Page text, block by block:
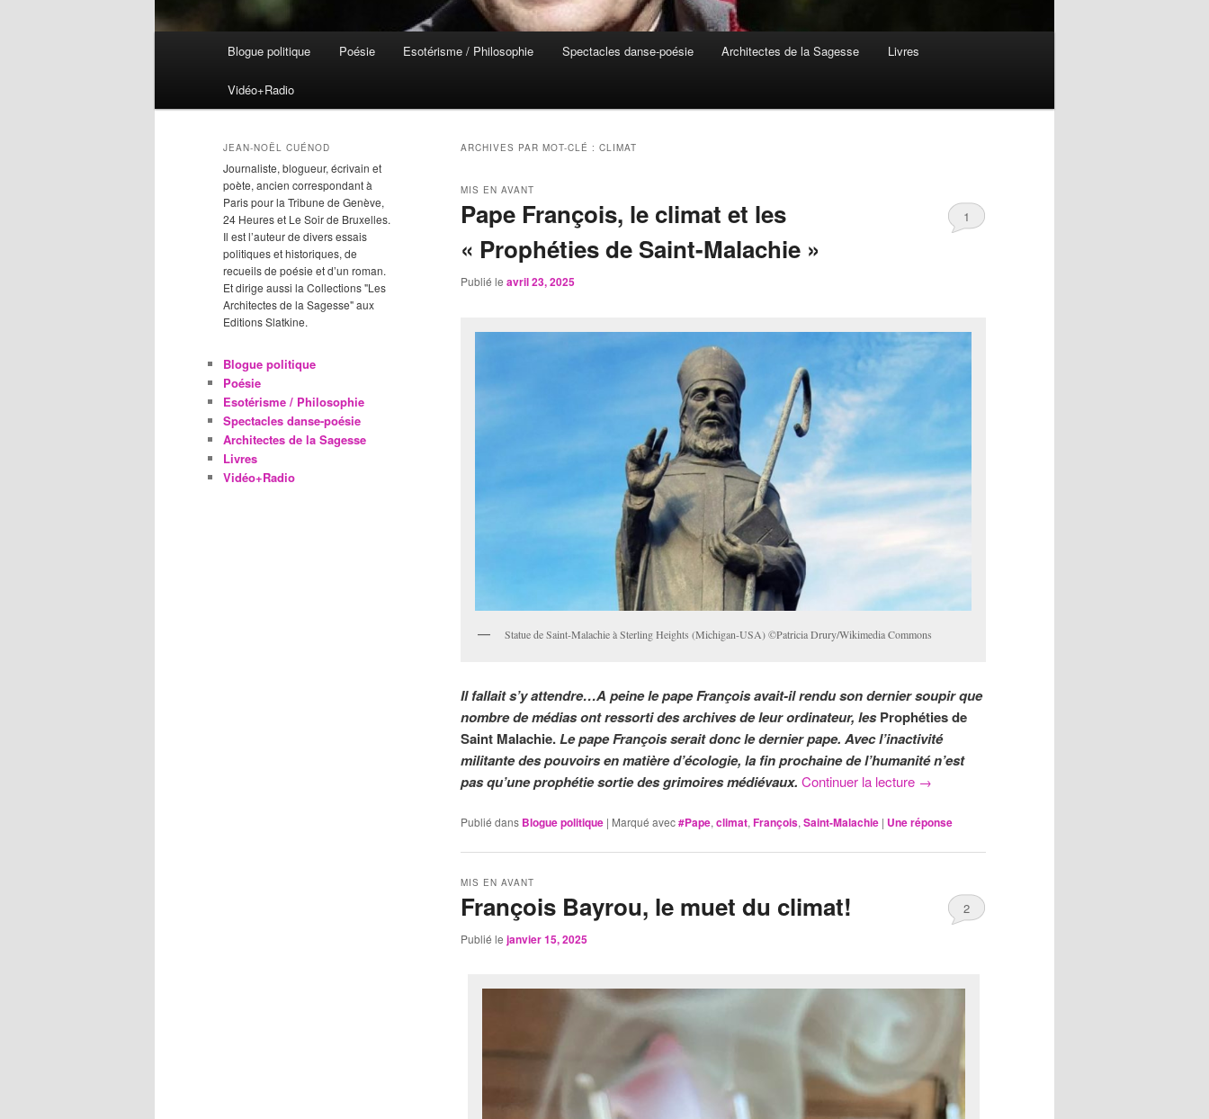
Aller
au
contenu
principal
Aller
au
contenu
secondaire
Blogue politique Poésie Esotérisme / Philosophie Spectacles danse-poésie Architectes de la Sagesse Livres
Vidéo+Radio
ARCHIVES PAR MOT-CLÉ : CLIMAT
Pape François, le climat et les
« Prophéties de Saint-Malachie »
MIS EN AVANT
Publié le avril 23, 2025
1
Statue de Saint-Malachie à Sterling Heights (Michigan-USA) ©Patricia Drury/Wikimedia Commons
Il fallait s’y attendre…A peine le pape François avait-il rendu son dernier soupir que
nombre de médias ont ressorti des archives de leur ordinateur, lesProphéties de
Saint Malachie.Le pape François serait donc le dernier pape. Avec l’inactivité
militante des pouvoirs en matière d’écologie, la fin prochaine de l’humanité n’est
pas qu’une prophétie sortie des grimoires médiévaux. Continuer la lecture →
Publié dans Blogue politique | Marqué avec#Pape, climat, François, Saint-Malachie | Uneréponse
François Bayrou, le muet du climat!
MIS EN AVANT
Publié le janvier 15, 2025
2
JEAN-NOËL CUÉNOD
Journaliste, blogueur, écrivain et
poète, ancien correspondant à
Paris pour la Tribune de Genève,
24 Heures et Le Soir de Bruxelles.
Il est l’auteur de divers essais
politiques et historiques, de
recueils de poésie et d’un roman.
Et dirige aussi la Collections "Les
Architectes de la Sagesse" aux
Editions Slatkine.
Blogue politique
Poésie
Esotérisme / Philosophie
Spectacles danse-poésie
Architectes de la Sagesse
Livres
Vidéo+Radio